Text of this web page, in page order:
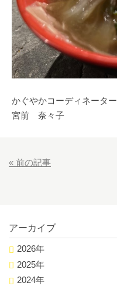
かぐやかコーディネーター
宮前 奈々子
« 前の記事
アーカイブ
2026年
2025年
2024年